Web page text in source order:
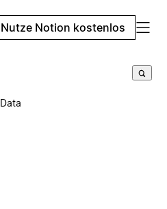
Nutze Notion kostenlos